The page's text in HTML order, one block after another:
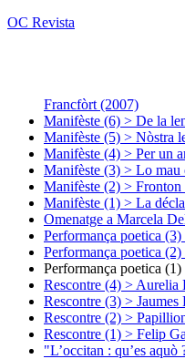
OC Revista
Francfòrt (2007)
Manifèste (6) > De la
Manifèste (5) > Nòstra
Manifèste (4) > Per un
Manifèste (3) > Lo
Manifèste (2) >
Manifèste (1) > La
Omenatge a Marcela
Performança poetica
Performança poetica
Performança poetica
Rescontre (4) > Aurelia
Rescontre (3) > Jaumes
Rescontre (2) >
Rescontre (1) > Felip
"L’occitan : qu’es aquò